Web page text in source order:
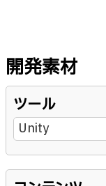
開発素材
ツール
Unity